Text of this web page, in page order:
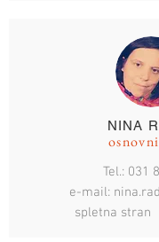
NINA
Tel.: 031
e-mail:
spletna